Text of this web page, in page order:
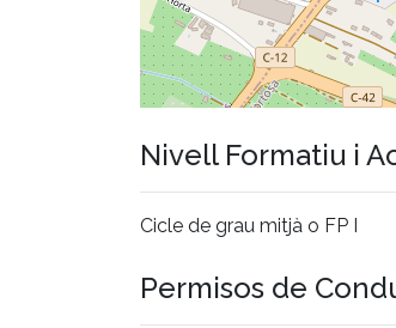
Nivell Formatiu i
Cicle de grau mitjà o FP I
Permisos de